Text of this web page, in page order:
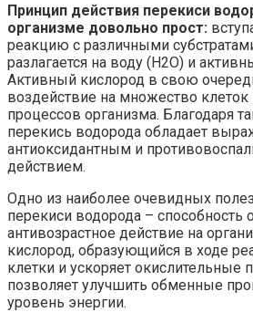
Принцип действия перекиси
организме довольно прост:
реакцию с различными
разлагается на воду (H2O) и
Активный кислород в свою
воздействие на множество клеток
процессов организма. Благодаря
перекись водорода обладает
антиоксидантным и
действием.
Одно из наиболее очевидных
перекиси водорода – способность
антивозрастное действие на
кислород, образующийся в ходе
клетки и ускоряет окислительные
позволяет улучшить обменные
уровень энергии.